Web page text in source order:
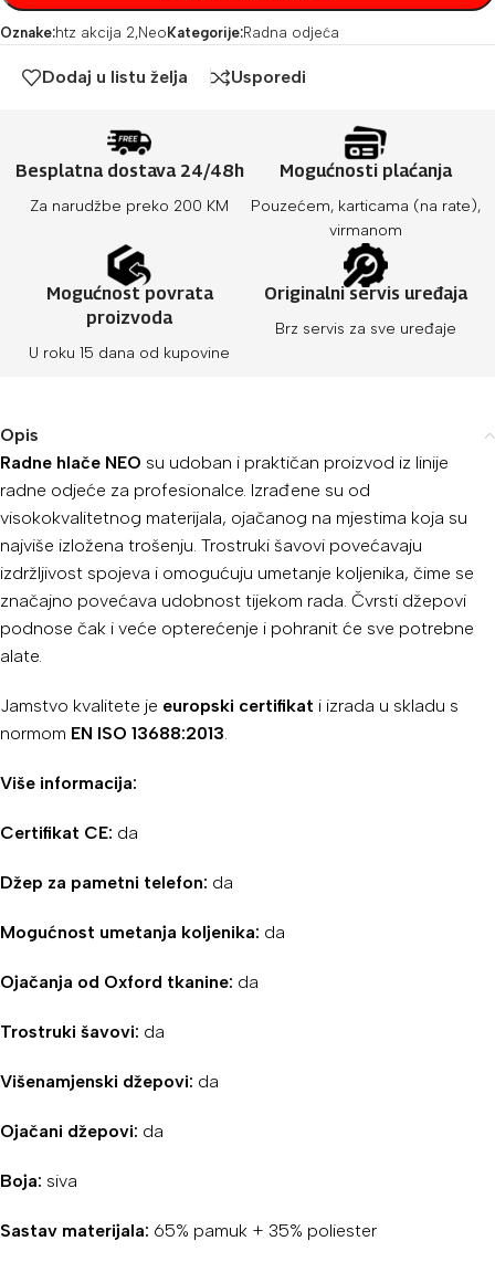
Oznake:htz akcija 2,Neo Kategorije:Radna odjeća
Dodaj u listu želja Usporedi
Besplatna dostava 24/48h
Za narudžbe preko 200 KM
Mogućnosti plaćanja
Pouzećem, karticama (na rate),
virmanom
Mogućnost povrata
proizvoda
U roku 15 dana od kupovine
Originalni servis uređaja
Brz servis za sve uređaje
Opis
Radne hlače NEO su udoban i praktičan proizvod iz linije
radne odjeće za profesionalce. Izrađene su od
visokokvalitetnog materijala, ojačanog na mjestima koja su
najviše izložena trošenju. Trostruki šavovi povećavaju
izdržljivost spojeva i omogućuju umetanje koljenika, čime se
značajno povećava udobnost tijekom rada. Čvrsti džepovi
podnose čak i veće opterećenje i pohranit će sve potrebne
alate.
Jamstvo kvalitete je europski certifikat i izrada u skladu s
normom EN ISO 13688:2013
Više informacija:
Certifikat CE: da
Džep za pametni telefon: da
Mogućnost umetanja koljenika: da
Ojačanja od Oxford tkanine: da
Trostruki šavovi: da
Višenamjenski džepovi: da
Ojačani džepovi: da
Boja: siva
Sastav materijala: 65% pamuk + 35% poliester